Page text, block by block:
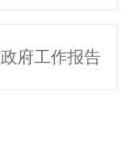
政府工作报告